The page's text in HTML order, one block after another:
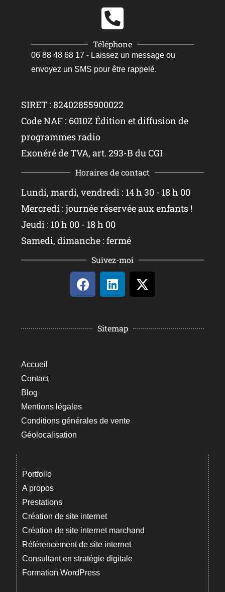
Téléphone
06 88 48 68 17 - Laissez un message ou
envoyez un SMS pour être rappelé.
SIRET : 82402855900022
Code NAF : 6010Z Édition et diffusion de
programmes radio
Exonéré de TVA, art. 293-B du CGI
Horaires de contact
Lundi, mardi, vendredi : 14 h 30 - 18 h 00
Mercredi : journée réservée aux enfants !
Jeudi : 10 h 00 - 18 h 00
Samedi, dimanche : fermé
Suivez-moi
Sitemap
Accueil
Contact
Blog
Mentions légales
Conditions générales de vente
Géolocalisation
Portfolio
A propos
Prestations
Création de site internet
Création de site internet marchand
Référencement de site internet
Consultant en stratégie digitale
Formation WordPress